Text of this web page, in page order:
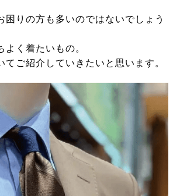
りの方も多いのではないでしょう
く着たいもの。
ご紹介していきたいと思います。